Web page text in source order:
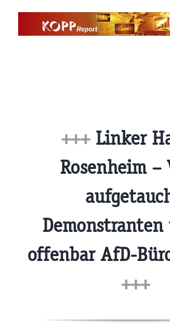
+++ Linker
Rosenheim –
offenbar AfD-
+++